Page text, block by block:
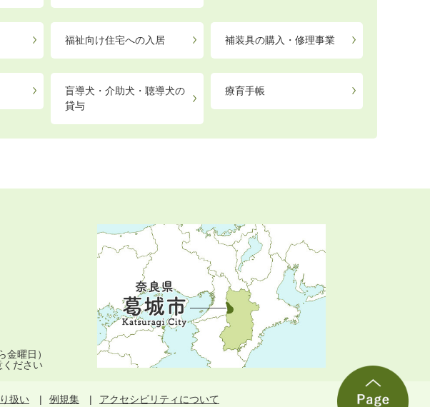
福祉向け住宅への入居 補装具の購入・修理事業
盲導犬・介助犬・聴導犬の
貸与
療育手帳
金曜日）
ださい
扱い 例規集 アクセシビリティについて